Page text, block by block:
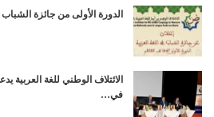
الدورة الأولى من جائزة الشباب
الائتلاف الوطني للغة العربية
في…